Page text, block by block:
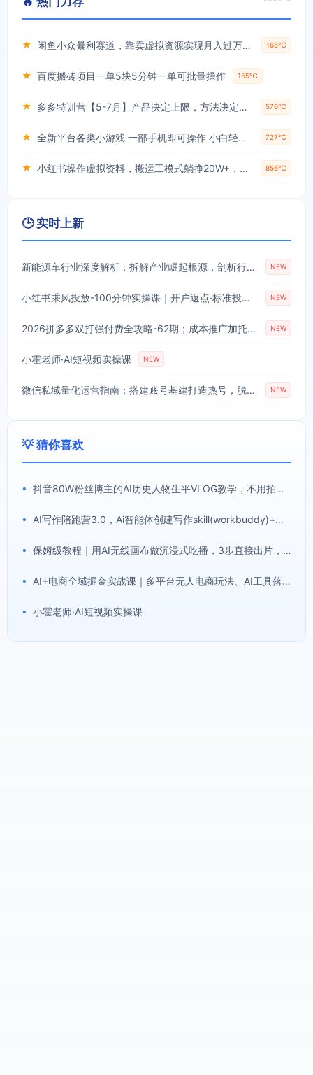
★ 闲鱼小众暴利赛道，靠卖虚拟资源实现月入过万，谁做谁赚钱 165℃
★ 百度搬砖项目一单5块5分钟一单可批量操作 155℃
★ 多多特训营【5-7月】产品决定上限，方法决定下限，各种玩法技巧落地实操 576℃
★ 全新平台各类小游戏 一部手机即可操作 小白轻松上手 长期稳定 居家月入过万！！！ 727℃
★ 小红书操作虚拟资料，搬运工模式躺挣20W+，互联网的低成本路子！ 856℃
🕒 实时上新
新能源车行业深度解析：拆解产业崛起根源，剖析行业内卷与海外贸易争端现状 NEW
小红书乘风投放-100分钟实操课｜开户返点·标准投搭建·莱卡定向，新店建模撬动笔记自然流量全套教学 NEW
2026拼多多双打强付费全攻略-62期；成本推广加托管双剑合璧，系统讲解7种付费玩法优劣势与选择策略 NEW
小霍老师·AI短视频实操课 NEW
微信私域量化运营指南：搭建账号基建打造热号，脱敏风控规避运营各类高危风险 NEW
💡 猜你喜欢
• 抖音80W粉丝博主的AI历史人物生平VLOG教学，不用拍摄不用露脸，AI帮你搞定，轻松解锁伙伴计划+精选收益
• AI写作陪跑营3.0，Ai智能体创建写作skill(workbuddy)+人工手写模式(手搓模式)，去除AI痕迹(头条号、公众号、百家号)(更新0806)
• 保姆级教程｜用AI无线画布做沉浸式吃播，3步直接出片，无线画布工作流，操作简单好上手
• AI+电商全域掘金实战课｜多平台无人电商玩法、AI工具落地、供应链合规、全域变现闭环全套教程
• 小霍老师·AI短视频实操课